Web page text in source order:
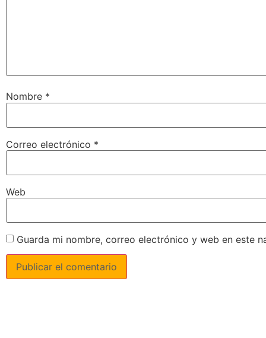
Nombre *
Correo electrónico *
Web
Guarda mi nombre, correo electrónico y web en este